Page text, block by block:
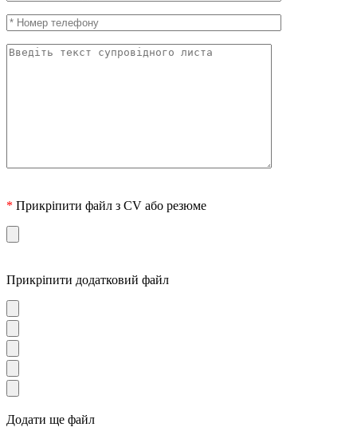
* Прикріпити файл з CV або резюме
Прикріпити додатковий файл
Додати ще файл